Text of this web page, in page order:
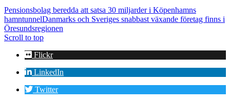
Pensionsbolag beredda att satsa 30 miljarder i Köpenhamns
hamntunnelDanmarks och Sveriges snabbast växande företag finns i
Öresundsregionen
Scroll to top
Flickr
LinkedIn
Twitter